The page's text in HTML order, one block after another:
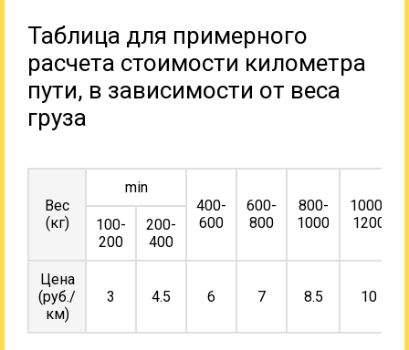
Таблица для примерного
расчета стоимости километра
пути, в зависимости от веса
груза
Вес
(кг)
min
400-
600
600-
800
800-
1000
1000-
1200
100-
200
200-
400
Цена
(руб./
км)
3 4.5 6 7 8.5 10